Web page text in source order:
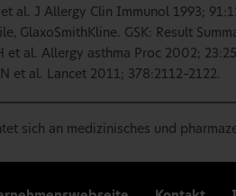
al. J Allergy Clin Immunol 1993;
GlaxoSmithKline. GSK: Result
et al. Allergy asthma Proc 2002;
et al. Lancet 2011; 378:2112–2122.
sich an medizinisches und